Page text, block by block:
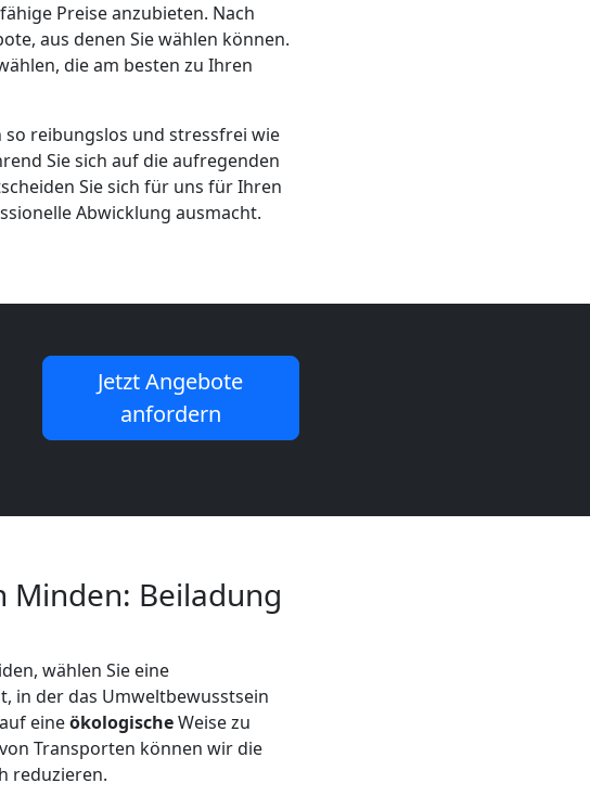
Preise anzubieten. Nach
aus denen Sie wählen können.
die am besten zu Ihren
reibungslos und stressfrei wie
Sie sich auf die aufregenden
Sie sich für uns für Ihren
Abwicklung ausmacht.
Jetzt Angebote
anfordern
Minden: Beiladung
wählen Sie eine
in der das Umweltbewusstsein
eineökologischeWeise zu
Transporten können wir die
reduzieren.